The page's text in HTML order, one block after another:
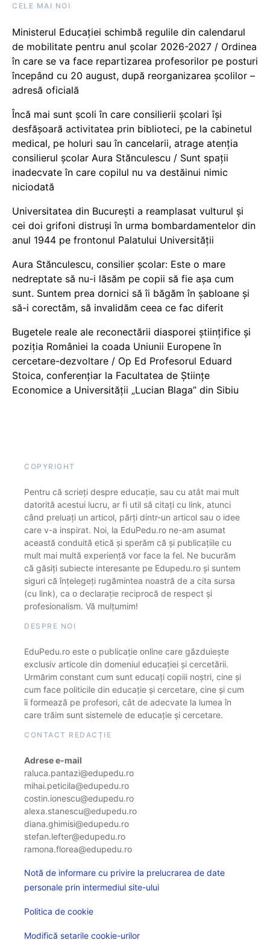
CELE MAI NOI
Ministerul Educației schimbă regulile din calendarul
de mobilitate pentru anul școlar 2026-2027 / Ordinea
în care se va face repartizarea profesorilor pe posturi
începând cu 20 august, după reorganizarea școlilor –
adresă oficială
Încă mai sunt școli în care consilierii școlari își
desfășoară activitatea prin biblioteci, pe la cabinetul
medical, pe holuri sau în cancelarii, atrage atenția
consilierul școlar Aura Stănculescu / Sunt spații
inadecvate în care copilul nu va destăinui nimic
niciodată
Universitatea din București a reamplasat vulturul și
cei doi grifoni distruși în urma bombardamentelor din
anul 1944 pe frontonul Palatului Universității
Aura Stănculescu, consilier școlar: Este o mare
nedreptate să nu-i lăsăm pe copii să fie așa cum
sunt. Suntem prea dornici să îi băgăm în șabloane și
să-i corectăm, să invalidăm ceea ce fac diferit
Bugetele reale ale reconectării diasporei științifice și
poziția României la coada Uniunii Europene în
cercetare-dezvoltare / Op Ed Profesorul Eduard
Stoica, conferențiar la Facultatea de Științe
Economice a Universității „Lucian Blaga” din Sibiu
COPYRIGHT
Pentru că scrieți despre educație, sau cu atât mai mult
datorită acestui lucru, ar fi util să citați cu link, atunci
când preluați un articol, părți dintr-un articol sau o idee
care v-a inspirat. Noi, la EduPedu.ro ne-am asumat
această conduită etică și sperăm că și publicațiile cu
mult mai multă experiență vor face la fel. Ne bucurăm
că găsiți subiecte interesante pe Edupedu.ro și suntem
siguri că înțelegeți rugămintea noastră de a cita sursa
(cu link), ca o declarație reciprocă de respect și
profesionalism. Vă mulțumim!
DESPRE NOI
EduPedu.ro este o publicație online care găzduiește
exclusiv articole din domeniul educației și cercetării.
Urmărim constant cum sunt educați copiii noștri, cine și
cum face politicile din educație și cercetare, cine și cum
îi formează pe profesori, cât de adecvate la lumea în
care trăim sunt sistemele de educație și cercetare.
CONTACT REDACȚIE
Adrese e-mail
raluca.pantazi@edupedu.ro
mihai.peticila@edupedu.ro
costin.ionescu@edupedu.ro
alexa.stanescu@edupedu.ro
diana.ghimisi@edupedu.ro
stefan.lefter@edupedu.ro
ramona.florea@edupedu.ro
Notă de informare cu privire la prelucrarea de date
personale prin intermediul site-ului
Politica de cookie
Modifică setarile cookie-urilor